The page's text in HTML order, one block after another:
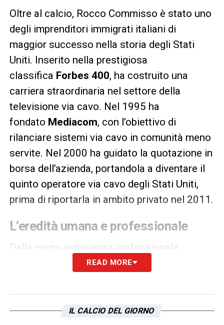
Oltre al calcio, Rocco Commisso è stato uno
degli imprenditori immigrati italiani di
maggior successo nella storia degli Stati
Uniti. Inserito nella prestigiosa
classifica Forbes 400, ha costruito una
carriera straordinaria nel settore della
televisione via cavo. Nel 1995 ha
fondato Mediacom, con l’obiettivo di
rilanciare sistemi via cavo in comunità meno
servite. Nel 2000 ha guidato la quotazione in
borsa dell’azienda, portandola a diventare il
quinto operatore via cavo degli Stati Uniti,
prima di riportarla in ambito privato nel 2011.
L’eredità umana e professionale
Dalla prima esperienza professionale
, passando per il settore
BankeRoyal Bank of Canada, fino ai ruoli
dirigenziali inCablevision Industries,
READ MORE
IL CALCIO DEL GIORNO